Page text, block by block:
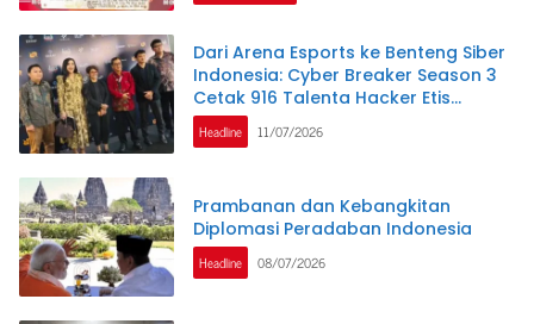
Dari Arena Esports ke Benteng Siber
Indonesia: Cyber Breaker Season 3
Cetak 916 Talenta Hacker Etis
Penjaga Negeri
Headline 11/07/2026
Prambanan dan Kebangkitan
Diplomasi Peradaban Indonesia
Headline 08/07/2026